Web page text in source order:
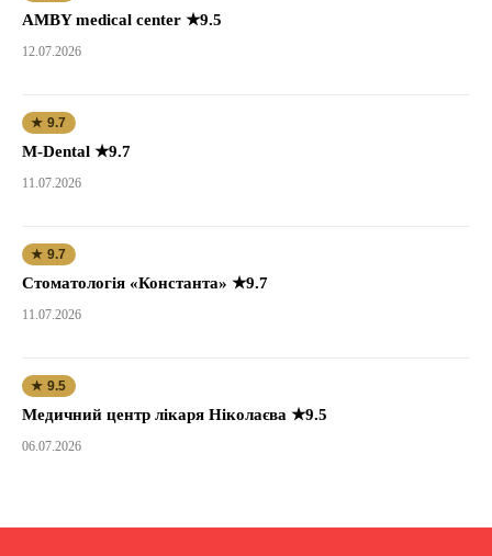
AMBY medical center ★9.5
12.07.2026
★ 9.7
M-Dental ★9.7
11.07.2026
★ 9.7
Стоматологія «Константа» ★9.7
11.07.2026
★ 9.5
Медичний центр лікаря Ніколаєва ★9.5
06.07.2026